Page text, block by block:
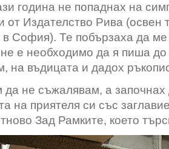
година не попаднах на
от Издателство Рива (освен
София). Те побързаха да ме
е необходимо да я пиша до
на въдицата и дадох
да не съжалявам, а
на приятеля си със
Зад Рамките, което